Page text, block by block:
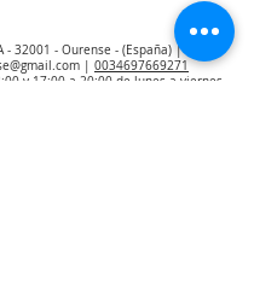
- 32001 - Ourense - (España) |
| 0034697669271
y 17:00 a 20:00 de lunes a viernes